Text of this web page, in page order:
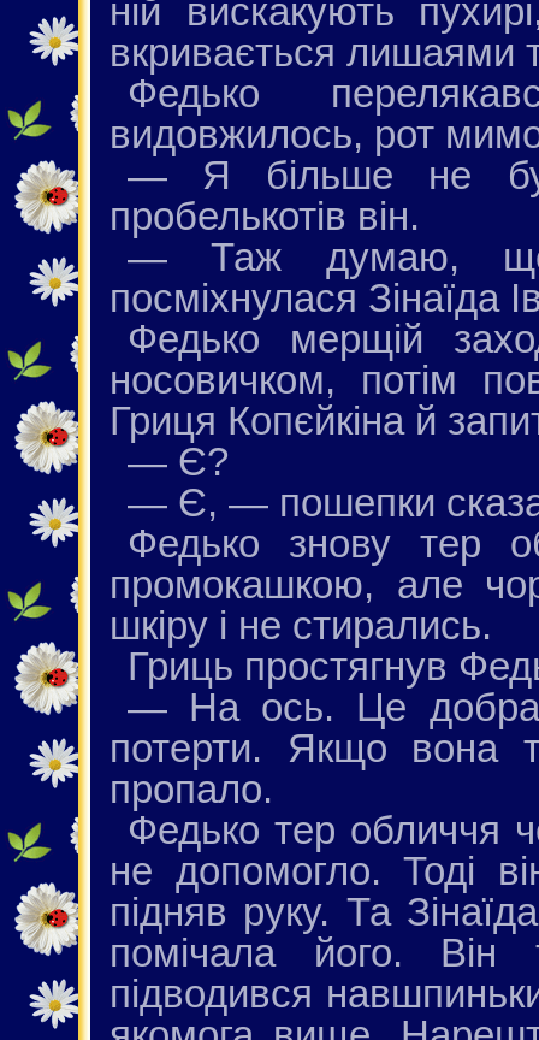
ній вискакують
вкривається лишаями
Федько
видовжилось, рот
— Я більше не
пробелькотів він.
— Таж думаю,
посміхнулася Зінаїда
Федько мерщій
носовичком, потім
Гриця Копєйкіна й
— Є?
— Є, — пошепки
Федько знову тер
промокашкою, але
шкіру і не стирались.
Гриць простягнув
— На ось. Це добра
потерти. Якщо вона
пропало.
Федько тер обличчя
не допомогло. Тоді
підняв руку. Та
помічала його.
підводився